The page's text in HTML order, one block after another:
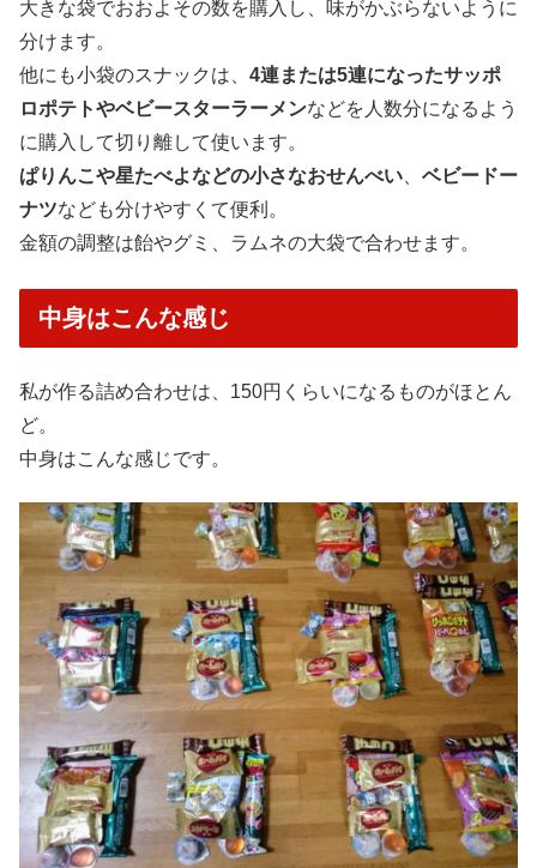
大きな袋でおおよその数を購入し、味がかぶらないように
分けます。
他にも小袋のスナックは、 4連または5連になったサッポ
ロポテトやベビースターラーメンなどを人数分になるよう
に購入して切り離して使います。
ぱりんこや星たべよなどの小さなおせんべい
ベビードー
ナツなども分けやすくて便利。
金額の調整は飴やグミ、ラムネの大袋で合わせます。
中身はこんな感じ
私が作る詰め合わせは、150円くらいになるものがほとん
ど。
中身はこんな感じです。